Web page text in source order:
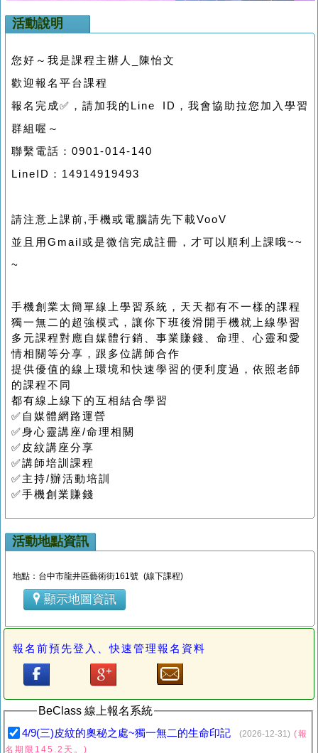
活動說明
您好～我是課程主辦人_陳怡文
歡迎報名平台課程
報名完成✅，請加我的Line ID，我會協助拉您加入學習
群組喔～
聯繫電話：0901-014-140
LineID：14914919493
請注意上課前,手機或電腦請先下載VooV
並且用Gmail或是微信完成註冊，才可以順利上課哦~~
~
手機創業太簡單線上學習系統，天天都有不一樣的課程
獨一無二的超強模式，讓你下班後滑開手機就上線學習
多元課程對應自媒體行銷、事業賺錢、命理、心靈和愛
情相關等分享，跟多位講師合作
提供優值的線上環境和快速學習的便利度過，依照老師
的課程不同
都有線上線下的互相結合學習
✅自媒體網路運營
✅身心靈講座/命理相關
✅皮紋講座分享
✅講師培訓課程
✅主持/辦活動培訓
✅手機創業賺錢
活動地點資訊
地點：台中市龍井區藝術街161號 (線下課程)
顯示地圖資訊
報名前預先登入、快速管理報名資料
BeClass 線上報名系統
4/9(三)皮紋的奧秘之處~獨一無二的生命印記 (2026-12-31) (報
名期限145.2天。)